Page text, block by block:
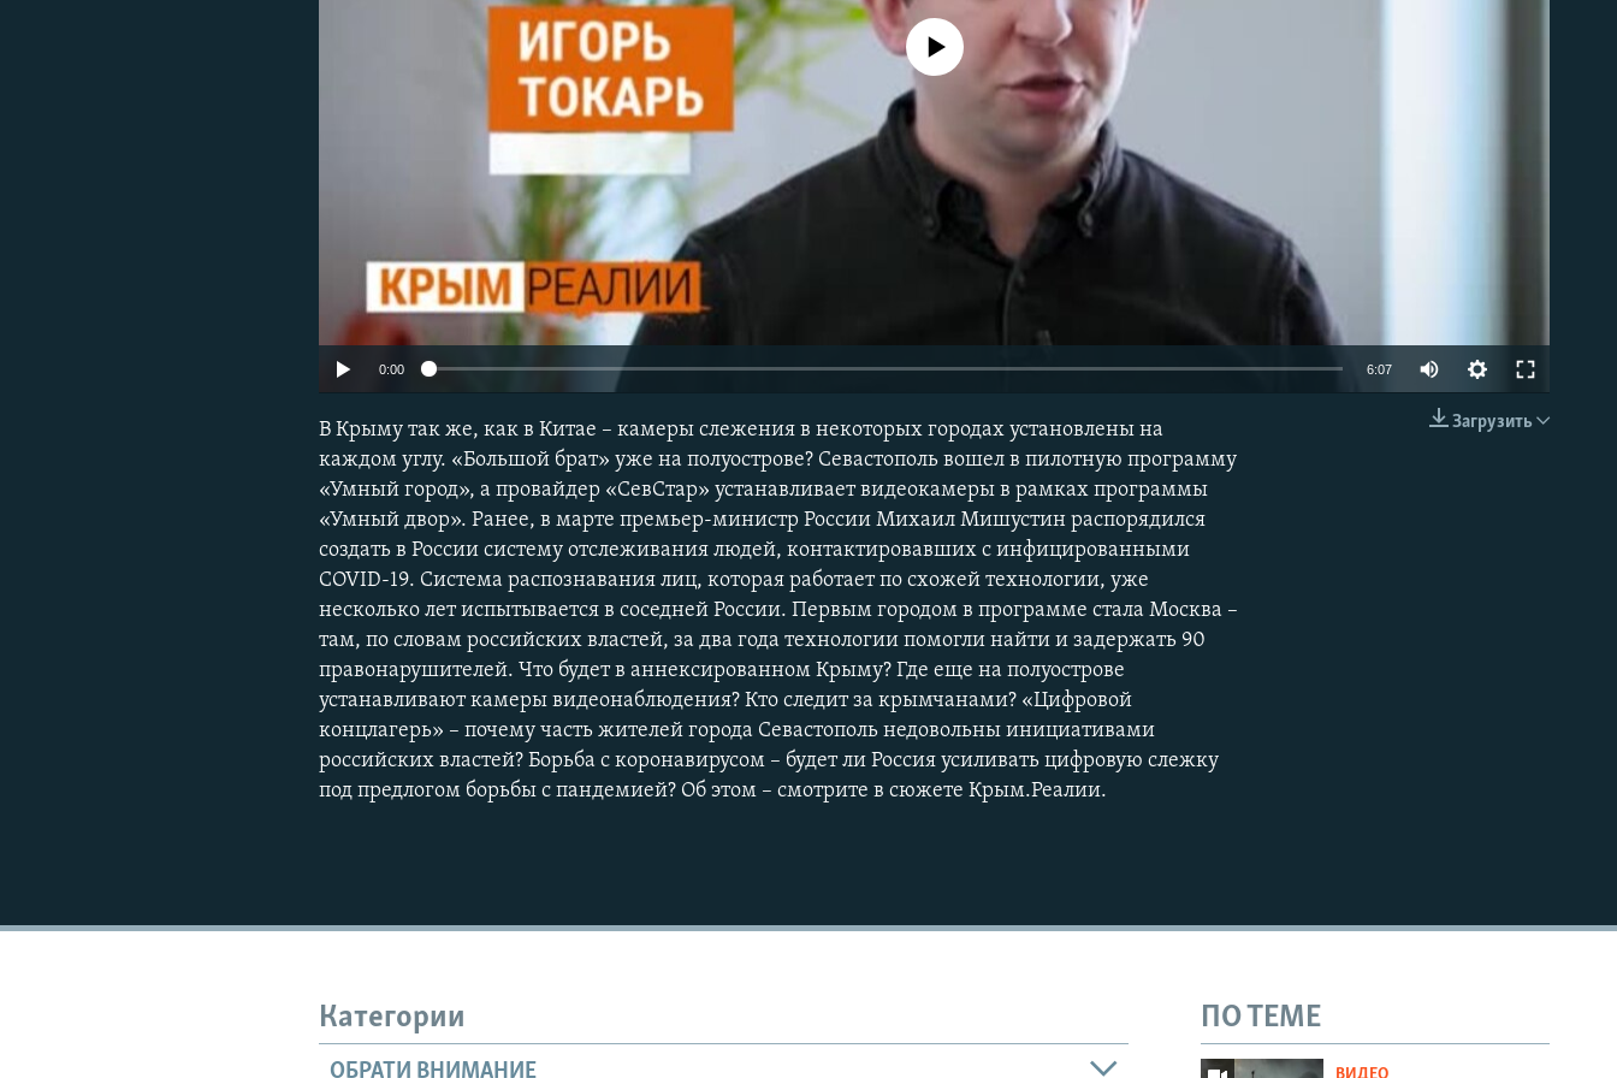
EMBED
Auto 270p 360p
1080p
No media source currently available
0:00 6:07
270p
Загрузить
В Крыму так же, как в Китае – камеры слежения в некоторых городах установлены на
каждом углу. «Большой брат» уже на полуострове? Севастополь вошел в пилотную программу
«Умный город», а провайдер «СевСтар» устанавливает видеокамеры в рамках программы
«Умный двор». Ранее, в марте премьер-министр России Михаил Мишустин распорядился
создать в России систему отслеживания людей, контактировавших с инфицированными
COVID-19. Система распознавания лиц, которая работает по схожей технологии, уже
несколько лет испытывается в соседней России. Первым городом в программе стала Москва –
там, по словам российских властей, за два года технологии помогли найти и задержать 90
правонарушителей. Что будет в аннексированном Крыму? Где еще на полуострове
устанавливают камеры видеонаблюдения? Кто следит за крымчанами? «Цифровой
концлагерь» – почему часть жителей города Севастополь недовольны инициативами
российских властей? Борьба с коронавирусом – будет ли Россия усиливать цифровую слежку
под предлогом борьбы с пандемией? Об этом – смотрите в сюжете Крым.Реалии.
ПО ТЕМЕ
Категории
ОБРАТИ ВНИМАНИЕ